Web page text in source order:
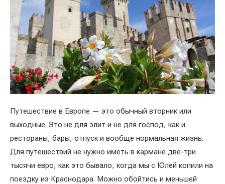
Путешествие в Европе — это обычный вторник или
выходные. Это не для элит и не для господ, как и
рестораны, бары, отпуск и вообще нормальная жизнь.
Для путешествий не нужно иметь в кармане две-три
тысячи евро, как это бывало, когда мы с Юлей копили на
поездку из Краснодара. Можно обойтись и меньшей